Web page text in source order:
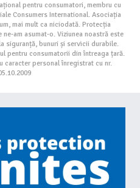
pentru consumatori, membru cu
Consumers International. Asociația
mai mult ca niciodată. Protecția
am asumat-o. Viziunea noastră este
siguranță, bunuri și servicii durabile.
pentru consumatorii din întreaga țară.
caracter personal înregistrat cu nr.